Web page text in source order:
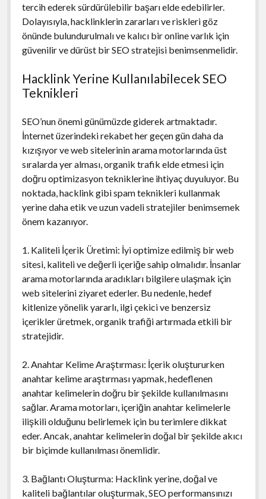
tercih ederek sürdürülebilir başarı elde edebilirler.
Dolayısıyla, hacklinklerin zararları ve riskleri göz
önünde bulundurulmalı ve kalıcı bir online varlık için
güvenilir ve dürüst bir SEO stratejisi benimsenmelidir.
Hacklink Yerine Kullanılabilecek SEO
Teknikleri
SEO’nun önemi günümüzde giderek artmaktadır.
İnternet üzerindeki rekabet her geçen gün daha da
kızışıyor ve web sitelerinin arama motorlarında üst
sıralarda yer alması, organik trafik elde etmesi için
doğru optimizasyon tekniklerine ihtiyaç duyuluyor. Bu
noktada, hacklink gibi spam teknikleri kullanmak
yerine daha etik ve uzun vadeli stratejiler benimsemek
önem kazanıyor.
1. Kaliteli İçerik Üretimi: İyi optimize edilmiş bir web
sitesi, kaliteli ve değerli içeriğe sahip olmalıdır. İnsanlar
arama motorlarında aradıkları bilgilere ulaşmak için
web sitelerini ziyaret ederler. Bu nedenle, hedef
kitlenize yönelik yararlı, ilgi çekici ve benzersiz
içerikler üretmek, organik trafiği artırmada etkili bir
stratejidir.
2. Anahtar Kelime Araştırması: İçerik oluştururken
anahtar kelime araştırması yapmak, hedeflenen
anahtar kelimelerin doğru bir şekilde kullanılmasını
sağlar. Arama motorları, içeriğin anahtar kelimelerle
ilişkili olduğunu belirlemek için bu terimlere dikkat
eder. Ancak, anahtar kelimelerin doğal bir şekilde akıcı
bir biçimde kullanılması önemlidir.
3. Bağlantı Oluşturma: Hacklink yerine, doğal ve
kaliteli bağlantılar oluşturmak, SEO performansınızı